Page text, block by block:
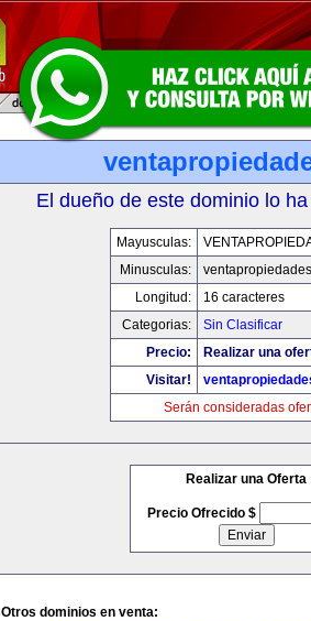
El dueño de este dominio lo
Mayusculas:
Minusculas:
Longitud:
16 caracteres
Categorias:
Sin Clasificar
Precio:
Realizar una
Visitar!
Serán consideradas
Realizar una Oferta
Precio Ofrecido $
Otros dominios en venta: